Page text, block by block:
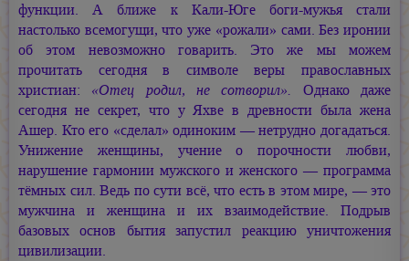
функции. А ближе к Кали-Юге боги-мужья стали
настолько всемогущи, что уже «рожали» сами. Без иронии
об этом невозможно говарить. Это же мы можем
прочитать сегодня в символе веры православных
христиан: «Отец родил, не сотворил». Однако даже
сегодня не секрет, что у Яхве в древности была жена
Ашер. Кто его «сделал» одиноким — нетрудно догадаться.
Унижение женщины, учение о порочности любви,
нарушение гармонии мужского и женского — программа
тёмных сил. Ведь по сути всё, что есть в этом мире, — это
мужчина и женщина и их взаимодействие. Подрыв
базовых основ бытия запустил реакцию уничтожения
цивилизации.